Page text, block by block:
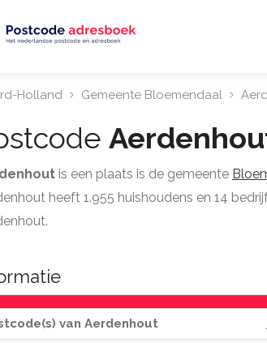
Holland Gemeente Bloemendaal
is een plaats is de gemeente
heeft 1.955 huishoudens en 14
van Aerdenhout